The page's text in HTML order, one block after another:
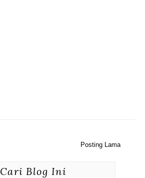
Posting Lama
Cari Blog Ini